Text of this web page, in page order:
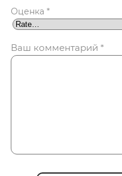
Оценка *
Ваш комментарий *